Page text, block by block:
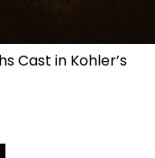
Cast in Kohler’s